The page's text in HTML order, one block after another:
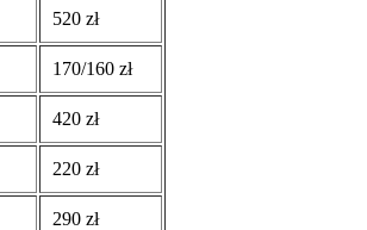
520 zł
170/160 zł
420 zł
220 zł
290 zł